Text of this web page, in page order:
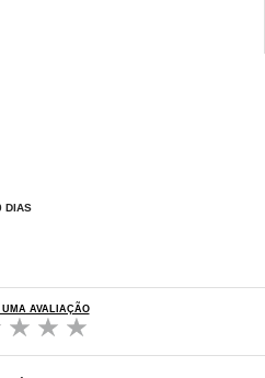
DIAS
UMA AVALIAÇÃO